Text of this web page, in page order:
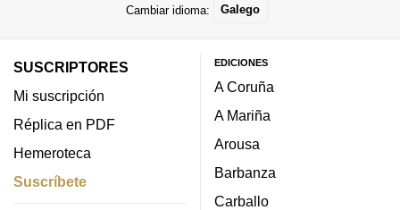
Cambiar idioma: Galego
SUSCRIPTORES
Mi suscripción
Réplica en PDF
Hemeroteca
Suscríbete
EDICIONES
A Coruña
A Mariña
Arousa
Barbanza
Carballo